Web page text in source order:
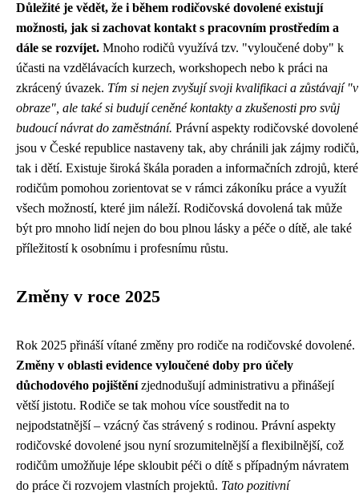
Důležité je vědět, že i během rodičovské dovolené existují
možnosti, jak si zachovat kontakt s pracovním prostředím a
dále se rozvíjet. Mnoho rodičů využívá tzv. "vyloučené doby" k
účasti na vzdělávacích kurzech, workshopech nebo k práci na
zkrácený úvazek. Tím si nejen zvyšují svoji kvalifikaci a zůstávají "v
obraze", ale také si budují ceněné kontakty a zkušenosti pro svůj
budoucí návrat do zaměstnání. Právní aspekty rodičovské dovolené
jsou v České republice nastaveny tak, aby chránili jak zájmy rodičů,
tak i dětí. Existuje široká škála poraden a informačních zdrojů, které
rodičům pomohou zorientovat se v rámci zákoníku práce a využít
všech možností, které jim náleží. Rodičovská dovolená tak může
být pro mnoho lidí nejen do bou plnou lásky a péče o dítě, ale také
příležitostí k osobnímu i profesnímu růstu.
Změny v roce 2025
Rok 2025 přináší vítané změny pro rodiče na rodičovské dovolené.
Změny v oblasti evidence vyloučené doby pro účely
důchodového pojištěnízjednodušují administrativu a přinášejí
větší jistotu. Rodiče se tak mohou více soustředit na to
nejpodstatnější – vzácný čas strávený s rodinou. Právní aspekty
rodičovské dovolené jsou nyní srozumitelnější a flexibilnější, což
rodičům umožňuje lépe skloubit péči o dítě s případným návratem
do práce či rozvojem vlastních projektů. Tato pozitivní